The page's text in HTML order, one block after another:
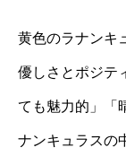
黄色のラナンキ
優しさとポジテ
ても魅力的」「
ナンキュラスの